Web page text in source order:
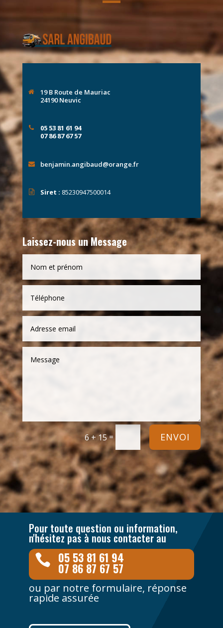
19 B Route de Mauriac
24190 Neuvic
05 53 81 61 94
07 86 87 67 57
benjamin.angibaud@orange.fr
Siret : 85230947500014
Laissez-nous un Message
6 + 15= ENVOI
Alternative:
Pour toute question ou information,
n'hésitez pas à nous contacter au
 05 53 81 61 94
07 86 87 67 57
ou par notre formulaire, réponse
rapide assurée